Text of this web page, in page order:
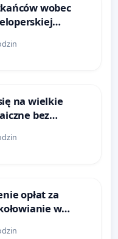
wobec
w rejonie
w
na wielkie
bez
i akceptacji
opłat za
w
Kultury